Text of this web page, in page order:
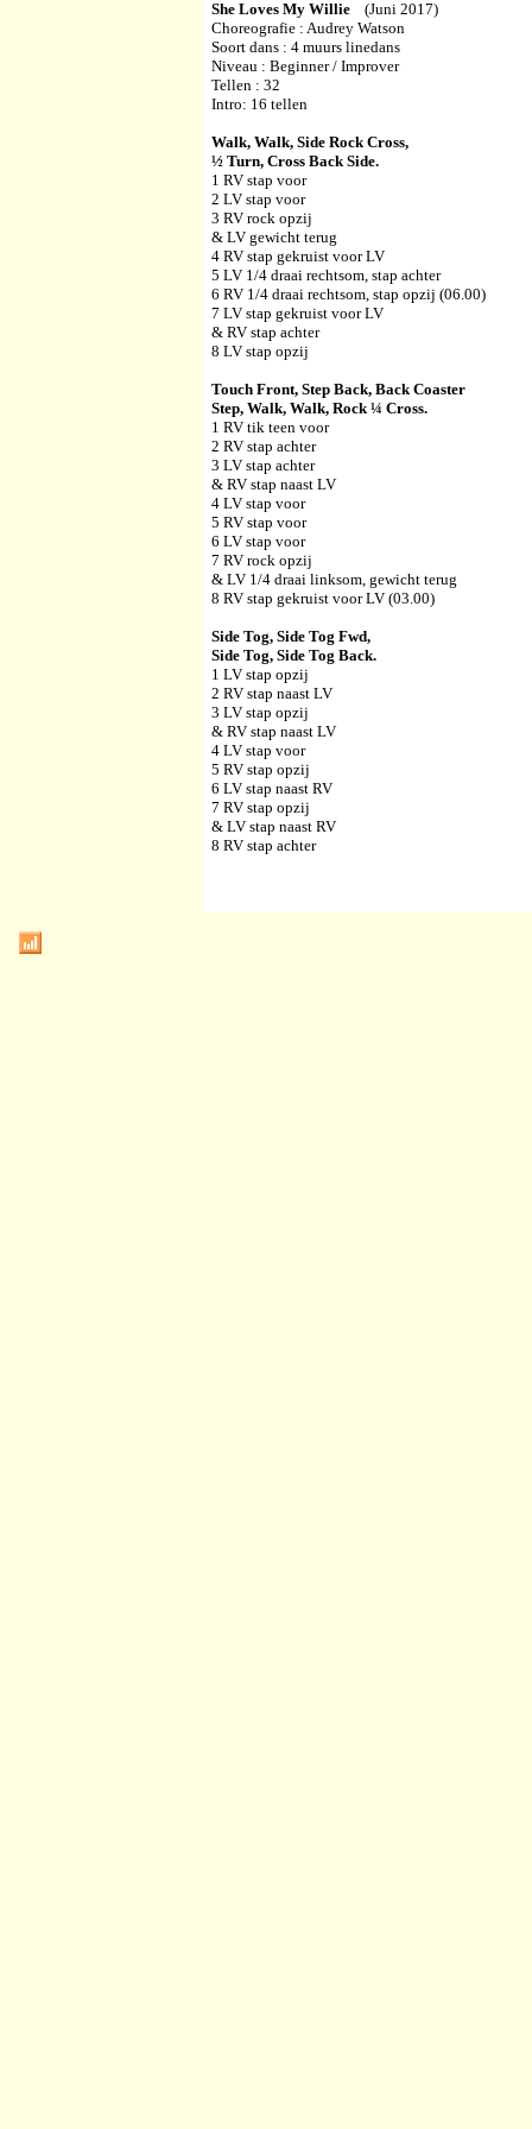
She Loves My Willie
(Juni 2017)
Choreografie : Audrey Watson
Soort dans : 4 muurs linedans
Niveau : Beginner / Improver
Tellen : 32
Intro: 16 tellen
Walk, Walk, Side Rock Cross,
½ Turn, Cross Back Side.
1 RV stap voor
2 LV stap voor
3 RV rock opzij
& LV gewicht terug
4 RV stap gekruist voor LV
5 LV 1/4 draai rechtsom, stap achter
6 RV 1/4 draai rechtsom, stap opzij (06.00)
7 LV stap gekruist voor LV
& RV stap achter
8 LV stap opzij
Touch Front, Step Back, Back Coaster
Step, Walk, Walk, Rock ¼ Cross.
1 RV tik teen voor
2 RV stap achter
3 LV stap achter
& RV stap naast LV
4 LV stap voor
5 RV stap voor
6 LV stap voor
7 RV rock opzij
& LV 1/4 draai linksom, gewicht terug
8 RV stap gekruist voor LV (03.00)
Side Tog, Side Tog Fwd,
Side Tog, Side Tog Back.
1 LV stap opzij
2 RV stap naast LV
3 LV stap opzij
& RV stap naast LV
4 LV stap voor
5 RV stap opzij
6 LV stap naast RV
7 RV stap opzij
& LV stap naast RV
8 RV stap achter